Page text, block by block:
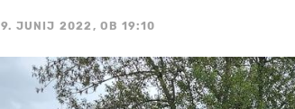
9. JUNIJ 2022, OB 19:10